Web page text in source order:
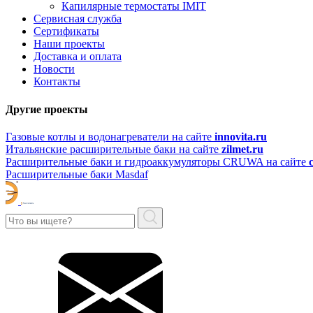
Капилярные термостаты IMIT
Сервисная служба
Сертификаты
Наши проекты
Доставка и оплата
Новости
Контакты
Другие проекты
Газовые котлы и водонагреватели на сайте innovita.ru
Итальянские расширительные баки на сайте zilmet.ru
Расширительные баки и гидроаккумуляторы CRUWA на сайте
Расширительные баки Masdaf